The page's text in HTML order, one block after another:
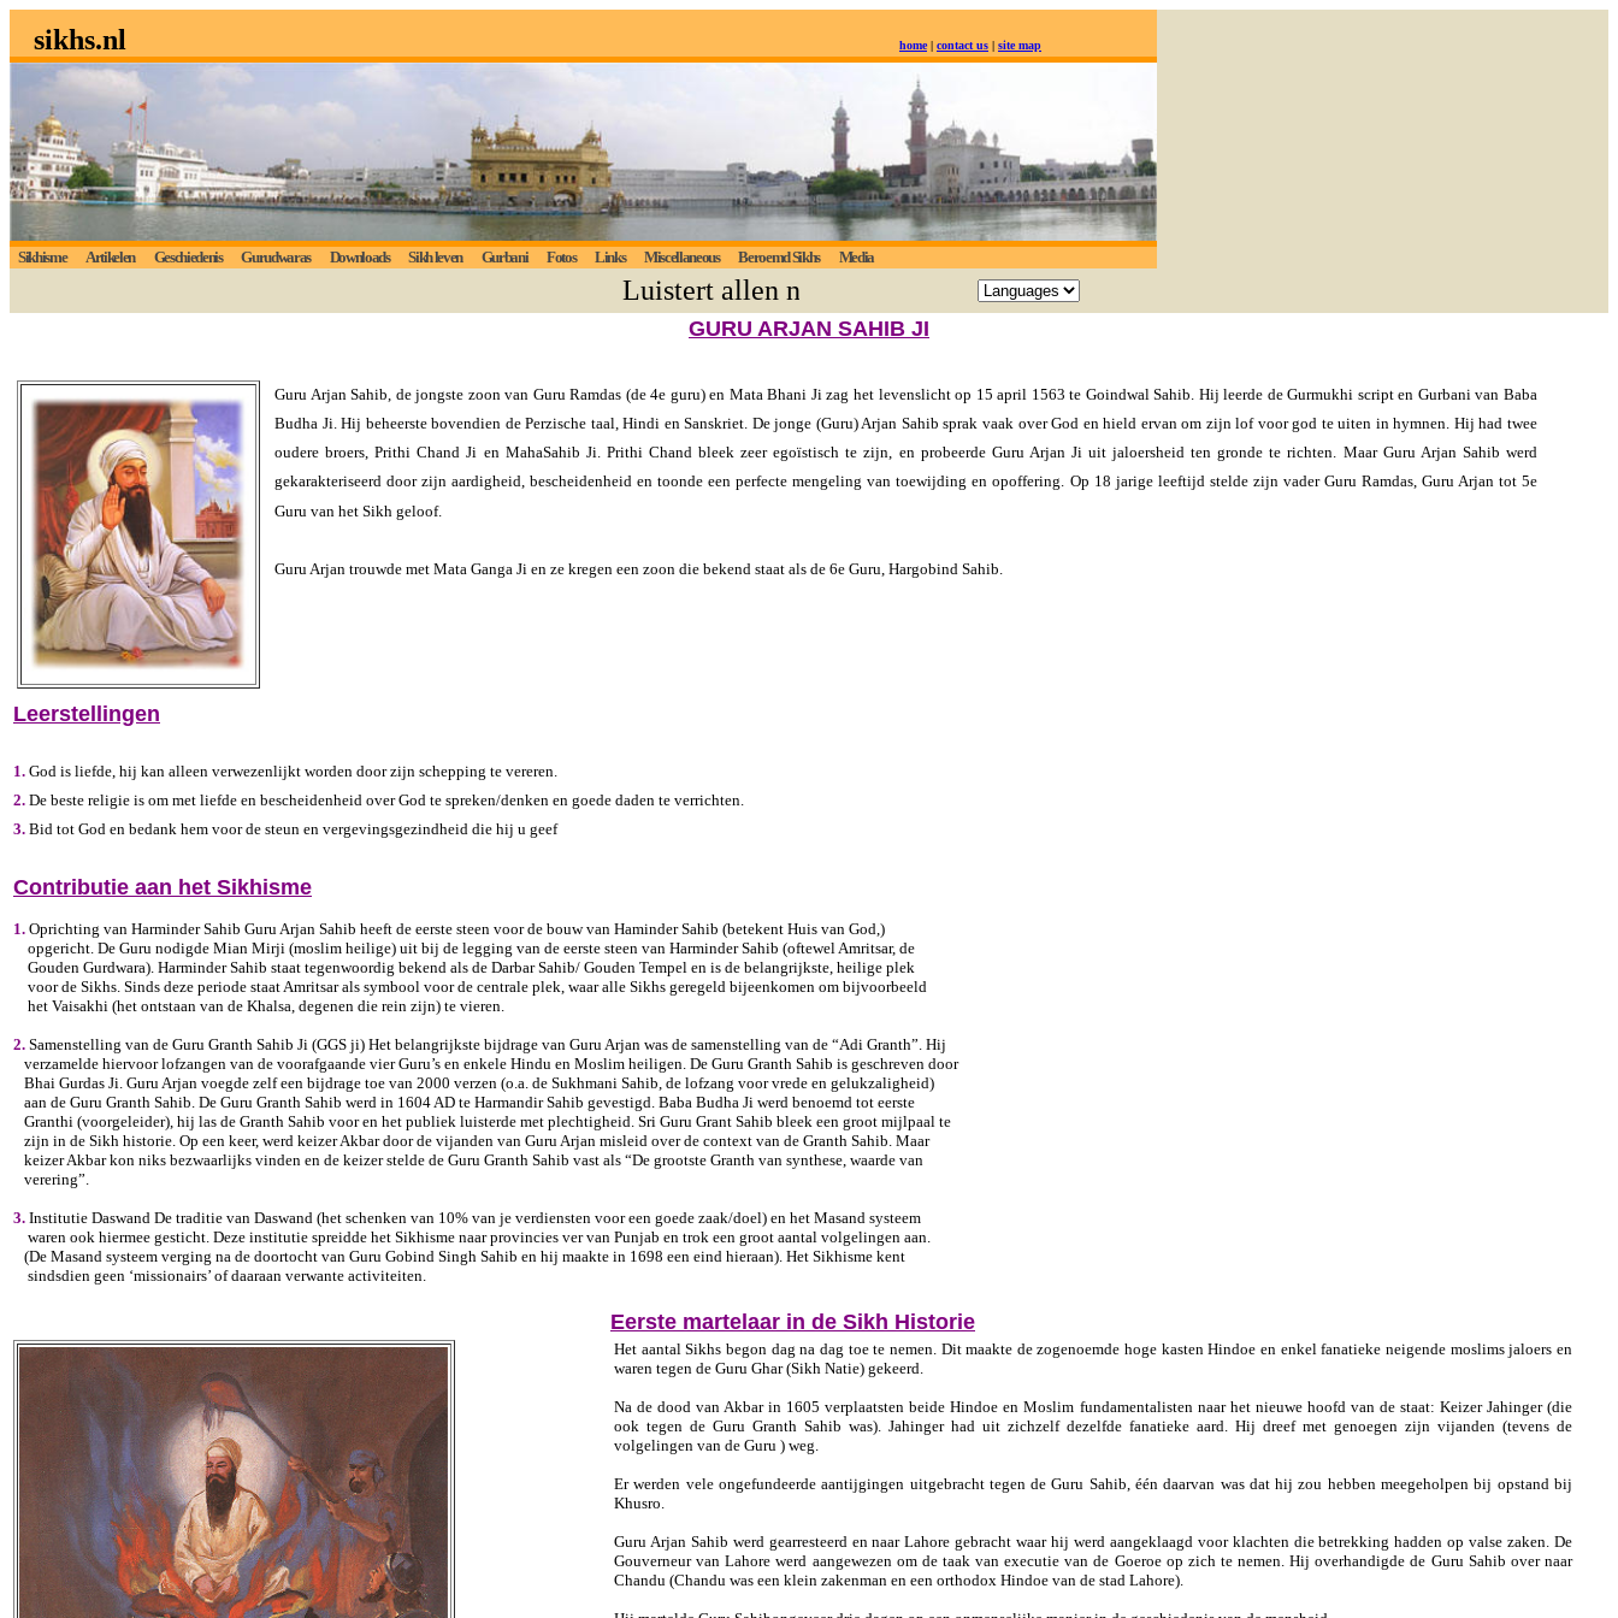
sikhs.nl home| contact us | site map
Sikhisme Artikelen Geschiedenis Gurudwaras Downloads Sikh leven Gurbani Fotos Links Miscellaneous Beroemd Sikhs Media
Luistert allen naar de eeuwige waarheid; degene die lief heeft zal God verkrijgen. -
GURU ARJAN SAHIB JI
Guru Arjan Sahib, de jongste zoon van Guru Ramdas (de 4e guru) en Mata Bhani Ji zag het levenslicht op 15 april 1563 te Goindwal Sahib. Hij leerde de Gurmukhi script en Gurbani van Baba
Budha Ji. Hij beheerste bovendien de Perzische taal, Hindi en Sanskriet. De jonge (Guru) Arjan Sahib sprak vaak over God en hield ervan om zijn lof voor god te uiten in hymnen. Hij had twee
oudere broers, Prithi Chand Ji en MahaSahib Ji. Prithi Chand bleek zeer egoïstisch te zijn, en probeerde Guru Arjan Ji uit jaloersheid ten gronde te richten. Maar Guru Arjan Sahib werd
gekarakteriseerd door zijn aardigheid, bescheidenheid en toonde een perfecte mengeling van toewijding en opoffering. Op 18 jarige leeftijd stelde zijn vader Guru Ramdas, Guru Arjan tot 5e
Guru van het Sikh geloof.
Guru Arjan trouwde met Mata Ganga Ji en ze kregen een zoon die bekend staat als de 6e Guru, Hargobind Sahib.
Leerstellingen
1. God is liefde, hij kan alleen verwezenlijkt worden door zijn schepping te vereren.
2. De beste religie is om met liefde en bescheidenheid over God te spreken/denken en goede daden te verrichten.
3. Bid tot God en bedank hem voor de steun en vergevingsgezindheid die hij u geef
Contributie aan het Sikhisme
1. Oprichting van Harminder Sahib Guru Arjan Sahib heeft de eerste steen voor de bouw van Haminder Sahib (betekent Huis van God,)
opgericht. De Guru nodigde Mian Mirji (moslim heilige) uit bij de legging van de eerste steen van Harminder Sahib (oftewel Amritsar, de
Gouden Gurdwara). Harminder Sahib staat tegenwoordig bekend als de Darbar Sahib/ Gouden Tempel en is de belangrijkste, heilige plek
voor de Sikhs. Sinds deze periode staat Amritsar als symbool voor de centrale plek, waar alle Sikhs geregeld bijeenkomen om bijvoorbeeld
het Vaisakhi (het ontstaan van de Khalsa, degenen die rein zijn) te vieren.
2. Samenstelling van de Guru Granth Sahib Ji (GGS ji) Het belangrijkste bijdrage van Guru Arjan was de samenstelling van de “Adi Granth”. Hij
verzamelde hiervoor lofzangen van de voorafgaande vier Guru’s en enkele Hindu en Moslim heiligen. De Guru Granth Sahib is geschreven door
Bhai Gurdas Ji. Guru Arjan voegde zelf een bijdrage toe van 2000 verzen (o.a. de Sukhmani Sahib, de lofzang voor vrede en gelukzaligheid)
aan de Guru Granth Sahib. De Guru Granth Sahib werd in 1604 AD te Harmandir Sahib gevestigd. Baba Budha Ji werd benoemd tot eerste
Granthi (voorgeleider), hij las de Granth Sahib voor en het publiek luisterde met plechtigheid. Sri Guru Grant Sahib bleek een groot mijlpaal te
zijn in de Sikh historie. Op een keer, werd keizer Akbar door de vijanden van Guru Arjan misleid over de context van de Granth Sahib. Maar
keizer Akbar kon niks bezwaarlijks vinden en de keizer stelde de Guru Granth Sahib vast als “De grootste Granth van synthese, waarde van
verering”.
3. Institutie Daswand De traditie van Daswand (het schenken van 10% van je verdiensten voor een goede zaak/doel) en het Masand systeem
waren ook hiermee gesticht. Deze institutie spreidde het Sikhisme naar provincies ver van Punjab en trok een groot aantal volgelingen aan.
(De Masand systeem verging na de doortocht van Guru Gobind Singh Sahib en hij maakte in 1698 een eind hieraan). Het Sikhisme kent
sindsdien geen ‘missionairs’ of daaraan verwante activiteiten.
Eerste martelaar in de Sikh Historie
Het aantal Sikhs begon dag na dag toe te nemen. Dit maakte de zogenoemde hoge kasten Hindoe en enkel fanatieke neigende moslims jaloers en
waren tegen de Guru Ghar (Sikh Natie) gekeerd.
Na de dood van Akbar in 1605 verplaatsten beide Hindoe en Moslim fundamentalisten naar het nieuwe hoofd van de staat: Keizer Jahinger (die
ook tegen de Guru Granth Sahib was). Jahinger had uit zichzelf dezelfde fanatieke aard. Hij dreef met genoegen zijn vijanden (tevens de
volgelingen van de Guru ) weg.
Er werden vele ongefundeerde aantijgingen uitgebracht tegen de Guru Sahib, één daarvan was dat hij zou hebben meegeholpen bij opstand bij
Khusro.
Guru Arjan Sahib werd gearresteerd en naar Lahore gebracht waar hij werd aangeklaagd voor klachten die betrekking hadden op valse zaken. De
Gouverneur van Lahore werd aangewezen om de taak van executie van de Goeroe op zich te nemen. Hij overhandigde de Guru Sahib over naar
Chandu (Chandu was een klein zakenman en een orthodox Hindoe van de stad Lahore).